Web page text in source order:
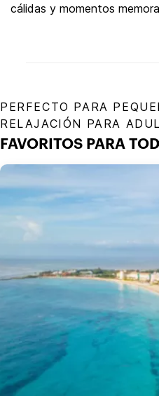
cálidas y momentos
PERFECTO PARA
RELAJACIÓN PARA
FAVORITOS PARA